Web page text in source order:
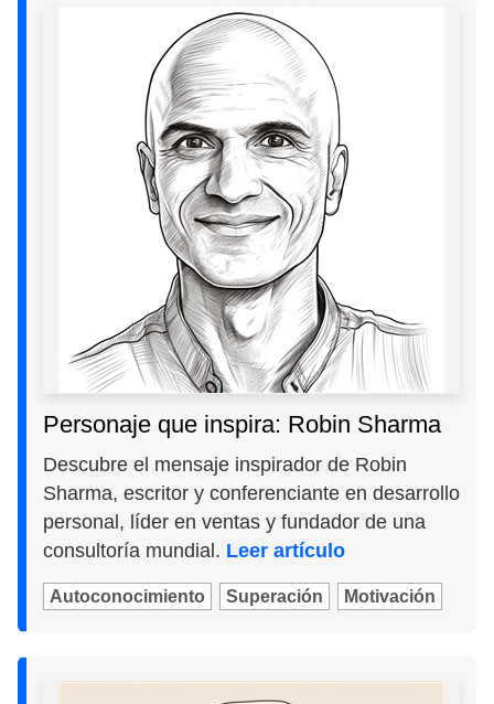
Personaje que inspira: Robin Sharma
Descubre el mensaje inspirador de Robin
Sharma, escritor y conferenciante en desarrollo
personal, líder en ventas y fundador de una
consultoría mundial. Leer artículo
Autoconocimiento Superación Motivación